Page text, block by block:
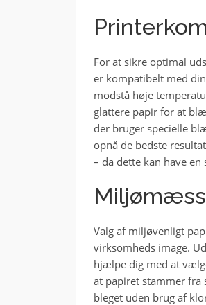
For at sikre optimal
er kompatibelt med
modstå høje
glattere papir for at
der bruger specielle
opnå de bedste
– da dette kan have
Valg af miljøvenligt
virksomheds image.
hjælpe dig med at
at papiret stammer fra
bleget uden brug af